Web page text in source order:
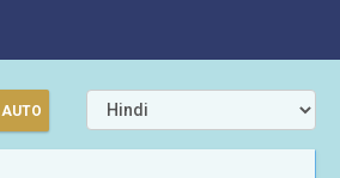
AUTO